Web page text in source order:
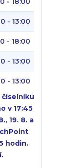
- 13:00
- 18:00
- 13:00
- 13:00
číselníku
v 17:45
19. 8. a
hodin.